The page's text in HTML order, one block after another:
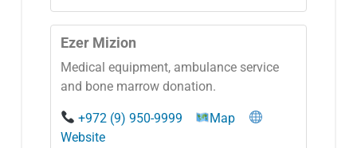
Ezer Mizion
Medical equipment, ambulance service
and bone marrow donation.
+972 (9) 950-9999
Map
Website